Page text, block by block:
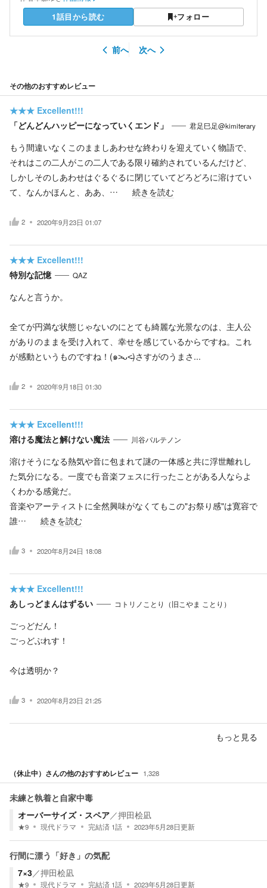
1話目から読む フォロー
前へ 次へ
その他のおすすめレビュー
★★★ Excellent!!!
「どんどんハッピーになっていくエンド」
君足巳足@kimiterary
もう間違いなくこのまましあわせな終わりを迎えていく物語で、
それはこの二人がこの二人である限り確約されているんだけど、
しかしそのしあわせはぐるぐるに閉じていてどろどろに溶けてい
て、なんかほんと、ああ、…
続きを読む
2 2020年9月23日 01:07
★★★ Excellent!!!
特別な記憶
QAZ
なんと言うか。
全てが円満な状態じゃないのにとても綺麗な光景なのは、主人公
がありのままを受け入れて、幸せを感じているからですね。これ
が感動というものですね！(๑˃̵ᴗ˂̵)さすがのうまさ...
2 2020年9月18日 01:30
★★★ Excellent!!!
溶ける魔法と解けない魔法
川谷パルテノン
溶けそうになる熱気や音に包まれて謎の一体感と共に浮世離れし
た気分になる。一度でも音楽フェスに行ったことがある人ならよ
くわかる感覚だ。
音楽やアーティストに全然興味がなくてもこの"お祭り感"は寛容で
誰…
続きを読む
3 2020年8月24日 18:08
★★★ Excellent!!!
あしっどまんはずるい
コトリノことり（旧こやま ことり）
ごっどだん！
ごっどぶれす！
今は透明か？
3 2020年8月23日 21:25
もっと見る
（休止中） さんの他のおすすめレビュー 1,328
未練と執着と自家中毒
オーバーサイズ・スペア／押田桧凪
★9 現代ドラマ 完結済 1話 2023年5月28日更新
行間に漂う「好き」の気配
7×3／押田桧凪
★9 現代ドラマ 完結済 1話 2023年5月28日更新